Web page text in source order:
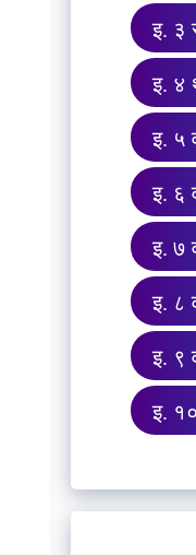
इ. ३
इ. ४
इ. ५
इ. ६
इ. ७
इ. ८
इ. ९
इ.